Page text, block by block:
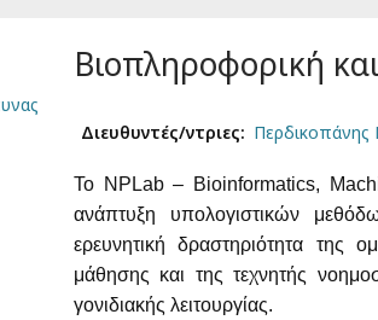
Βιοπληροφορική
Διευθυντές/ντριες Περδικοπάνης
Το NPLab – Bioinformatics,
ανάπτυξη υπολογιστικών
ερευνητική δραστηριότητα της
μάθησης και της τεχνητής
γονιδιακής λειτουργίας.